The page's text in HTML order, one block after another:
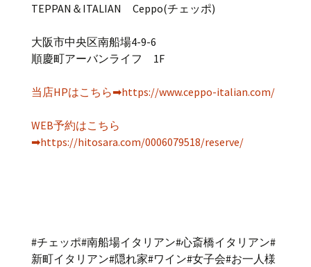
TEPPAN＆ITALIAN Ceppo(チェッポ)
大阪市中央区南船場4-9-6
順慶町アーバンライフ 1F
当店HPはこちら➡https://www.ceppo-italian.com/
WEB予約はこちら
➡https://hitosara.com/0006079518/reserve/
#チェッポ#南船場イタリアン#心斎橋イタリアン#
新町イタリアン#隠れ家#ワイン#女子会#お一人様